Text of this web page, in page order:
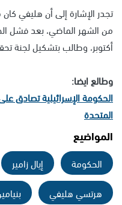
تجدر الإشارة إلى أن هليفي
أكتوبر، وطالب بتشكيل لجنة
وطالع ايضا:
الحكومة الإسرائيلية تصادق
المتحدة
المواضيع
الحكومة إيال زامير
هرتسي هليفي